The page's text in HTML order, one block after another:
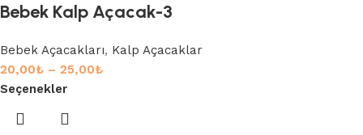
Bebek Kalp Açacak-3
Bebek Açacakları, Kalp Açacaklar
20,00₺ – 25,00₺
Seçenekler